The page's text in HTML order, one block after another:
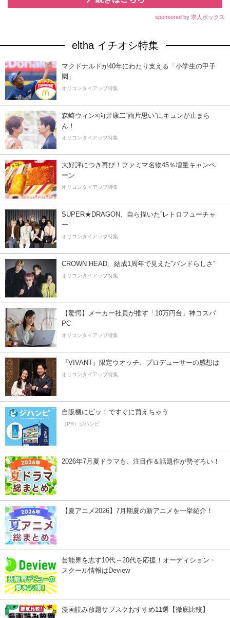
sponsored by 求人ボックス
eltha イチオシ特集
マクドナルドが40年にわたり支える「小学生の甲子
園」
オリコンタイアップ特集
森崎ウィン×向井康二“両片思い”にキュンが止まら
ん！
オリコンタイアップ特集
大好評につき再び！ファミマ名物45％増量キャンペ
ーン
オリコンタイアップ特集
SUPER★DRAGON、自ら描いた”レトロフューチャ
ー”
オリコンタイアップ特集
CROWN HEAD、結成1周年で見えた”バンドらしさ”
オリコンタイアップ特集
【驚愕】メーカー社員が推す「10万円台」神コスパ
PC
オリコンタイアップ特集
『VIVANT』限定ウオッチ、プロデューサーの感想は
オリコンタイアップ特集
自販機にピッ！ですぐに買えちゃう
（PR）ジハンピ
2026年7月夏ドラマも、注目作＆話題作が勢ぞろい！
【夏アニメ2026】7月期夏の新アニメを一挙紹介！
芸能界を志す10代～20代を応援！オーディション・
スクール情報はDeview
漫画読み放題サブスクおすすめ11選【徹底比較】